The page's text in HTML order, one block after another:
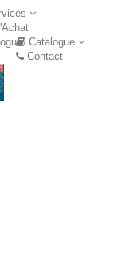
Catalogue
Contact